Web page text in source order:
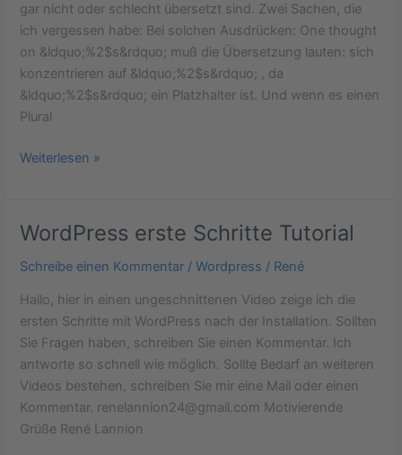
gar nicht oder schlecht übersetzt sind. Zwei Sachen, die
ich vergessen habe: Bei solchen Ausdrücken: One thought
on &ldquo;%2$s&rdquo; muß die Übersetzung lauten: sich
konzentrieren auf &ldquo;%2$s&rdquo; , da
&ldquo;%2$s&rdquo; ein Platzhalter ist. Und wenn es einen
Plural
Weiterlesen »
WordPress erste Schritte Tutorial
Schreibe einen Kommentar /Wordpress / René
Hallo, hier in einen ungeschnittenen Video zeige ich die
ersten Schritte mit WordPress nach der Installation. Sollten
Sie Fragen haben, schreiben Sie einen Kommentar. Ich
antworte so schnell wie möglich. Sollte Bedarf an weiteren
Videos bestehen, schreiben Sie mir eine Mail oder einen
Kommentar. renelannion24@gmail.com Motivierende
Grüße René Lannion
WordPress
Schritte
Tutorial